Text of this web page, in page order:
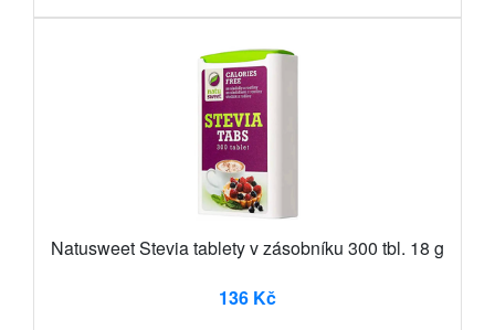
Natusweet Stevia tablety v zásobníku 300 tbl. 18 g
136 Kč